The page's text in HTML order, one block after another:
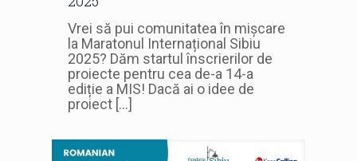
Vrei să pui comunitatea în mișcare
la Maratonul Internațional Sibiu
2025? Dăm startul înscrierilor de
proiecte pentru cea de-a 14-a
ediție a MIS! Dacă ai o idee de
proiect […]